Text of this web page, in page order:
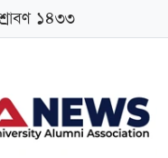
১৪৩৩